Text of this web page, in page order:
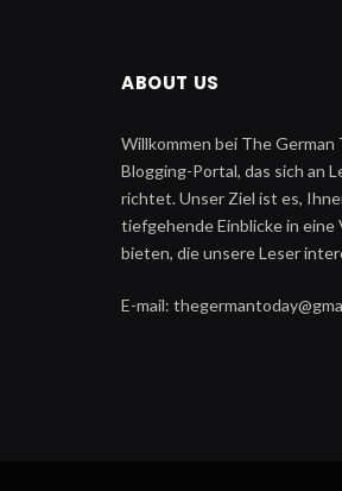
ABOUT US
Willkommen bei The
Blogging-Portal, das sich an
richtet. Unser Ziel ist es,
tiefgehende Einblicke in eine
bieten, die unsere Leser
E-mail: